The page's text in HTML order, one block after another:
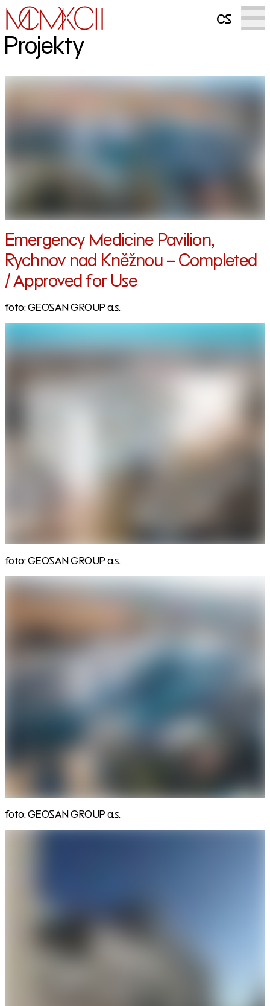
cs
Projekty
Emergency Medicine Pavilion,
Rychnov nad Kněžnou – Completed
/ Approved for Use
foto: GEOSAN GROUP a.s.
foto: GEOSAN GROUP a.s.
foto: GEOSAN GROUP a.s.